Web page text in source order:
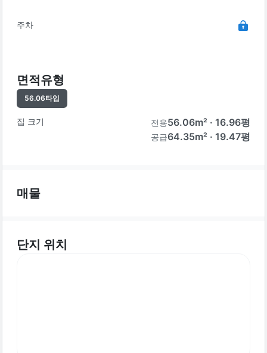
주차
면적유형
56.06타입
집 크기 전용56.06m² · 16.96평
공급64.35m² · 19.47평
매물
단지 위치